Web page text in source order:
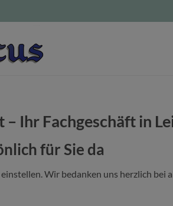
Ihr Fachgeschäft in
für Sie da
Wir bedanken uns herzlich